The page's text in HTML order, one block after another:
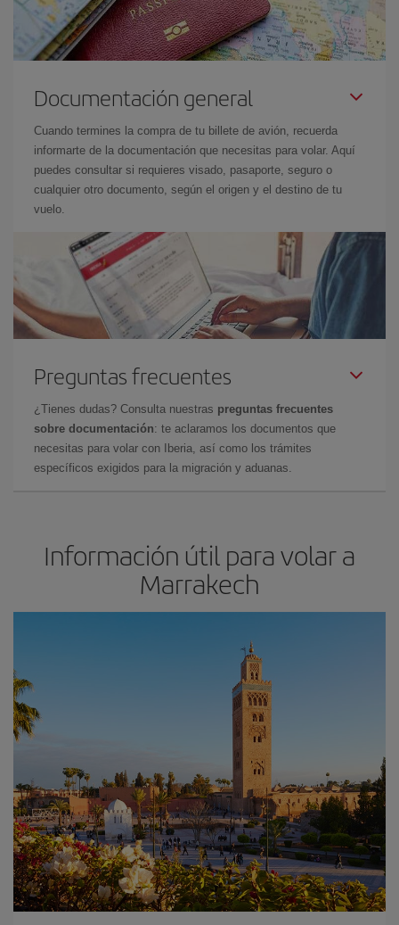
Documentación general
Cuando termines la compra de tu billete de avión, recuerda
informarte de la documentación que necesitas para volar. Aquí
puedes consultar si requieres visado, pasaporte, seguro o
cualquier otro documento, según el origen y el destino de tu
vuelo.
Preguntas frecuentes
¿Tienes dudas? Consulta nuestras preguntas frecuentes
sobre documentación: te aclaramos los documentos que
necesitas para volar con Iberia, así como los trámites
específicos exigidos para la migración y aduanas.
Información útil para volar a
Marrakech